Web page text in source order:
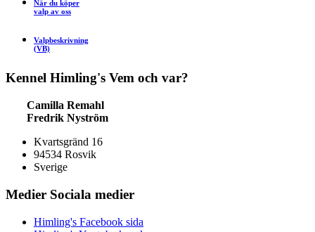
När du köper
valp av oss
Valpbeskrivning
(VB)
Kennel Himling's Vem och var?
Camilla Remahl
Fredrik Nyström
Kvartsgränd 16
94534 Rosvik
Sverige
Medier Sociala medier
Himling's Facebook sida